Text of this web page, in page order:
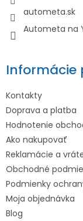
autometa.sk
Autometa na
Informácie
Kontakty
Doprava a platba
Hodnotenie
Ako nakupovať
Reklamácie a
Obchodné
Podmienky
Moja objednávka
Blog